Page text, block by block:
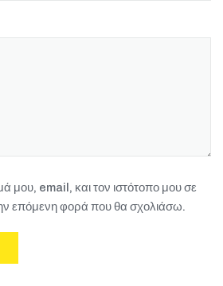
μου, email, και τον ιστότοπο μου σε
επόμενη φορά που θα σχολιάσω.